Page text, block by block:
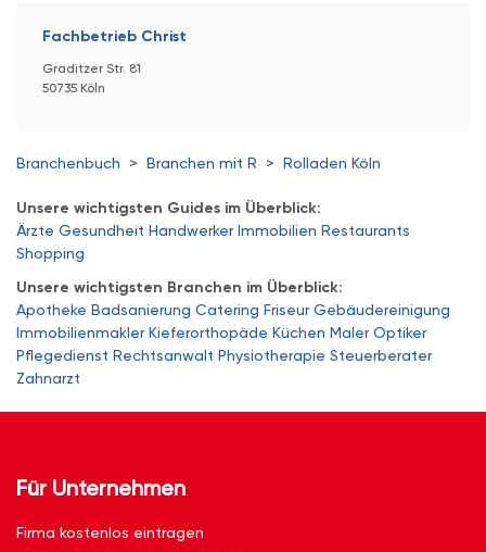
Fachbetrieb Christ
Graditzer Str. 81
50735 Köln
Branchenbuch > Branchen mit R > Rolladen Köln
Unsere wichtigsten Guides im Überblick:
Ärzte Gesundheit Handwerker Immobilien Restaurants
Shopping
Unsere wichtigsten Branchen im Überblick:
Apotheke Badsanierung Catering Friseur Gebäudereinigung
Immobilienmakler Kieferorthopäde Küchen Maler Optiker
Pflegedienst Rechtsanwalt Physiotherapie Steuerberater
Zahnarzt
Für Unternehmen
Firma kostenlos eintragen